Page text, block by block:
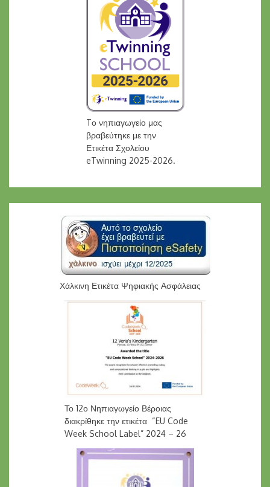
Tο νηπιαγωγείο μας
βραβεύτηκε με την
Ετικέτα Σχολείου
eTwinning 2025-2026.
Χάλκινη Ετικέτα Ψηφιακής Ασφάλειας
Το 12ο Νηπιαγωγείο Βέροιας
διακρίθηκε την ετικέτα “EU Code
Week School Label” 2024 – 26